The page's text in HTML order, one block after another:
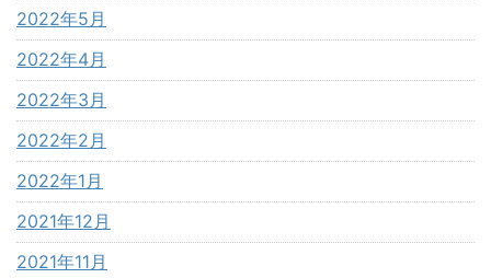
2022年5月
2022年4月
2022年3月
2022年2月
2022年1月
2021年12月
2021年11月